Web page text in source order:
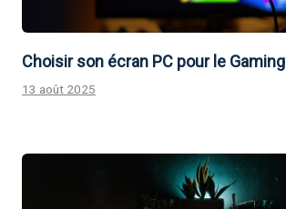
Choisir son écran PC pour le Gaming
13 août 2025